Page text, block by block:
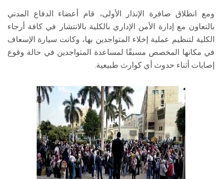
ومع انطلاق صافرة الإنذار الأولى، قام أعضاء الدفاع المدني
بالتعاون مع إدارة الأمن الإداري بالكلية بالانتشار في كافة أرجاء
الكلية لتنظيم عملية إخلاء المتواجدين بها، وكانت سيارة الإسعاف
في مكانها المخصص مسبقًا لمساعدة المتواجدين في حالة وقوع
إصابات أثناء حدوث أي كوارث طبيعية.